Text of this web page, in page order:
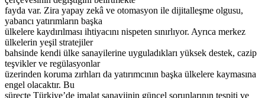
fayda var. Zira yapay zekâ ve otomasyon ile dijitalleşme olgusu,
yabancı yatırımların başka
ülkelere kaydırılması ihtiyacını nispeten sınırlıyor. Ayrıca merkez
ülkelerin yeşil stratejiler
bahsinde kendi ülke sanayilerine uyguladıkları yüksek destek, cazip
teşvikler ve regülasyonlar
üzerinden koruma zırhları da yatırımcının başka ülkelere kaymasına
engel olacaktır. Bu
süreçte Türkiye’de imalat sanayiinin güncel sorunlarının tespiti ve